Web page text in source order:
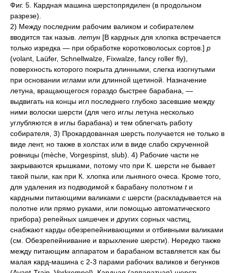
Фиг. 5. Кардная машина шерстопрядилен (в продольном
разрезе).
2) Между последним рабочим валиком и собирателем
вводится так назыв. летун [В кардных для хлопка встречается
только изредка — при обработке коротковолосых сортов.] p
(volant, Laüfer, Schnellwalze, Fixwalze, fancy roller fly),
поверхность которого покрыта длинными, слегка изогнутыми
при основании иглами или длинной щетиной. Назначение
летуна, вращающегося гораздо быстрее барабана, —
выдвигать на концы игл последнего глубоко засевшие между
ними волоски шерсти (для чего иглы летуна несколько
углубляются в иглы барабана) и тем облегчать работу
собирателя, 3) Прокардованная шерсть получается не только в
виде лент, но также в холстах или в виде слабо скрученной
ровницы (mèche, Vorgespinst, slub). 4) Рабочие части не
закрываются крышками, потому что при К. шерсти не бывает
такой пыли, как при К. хлопка или льняного очеса. Кроме того,
для удаления из подводимой к барабану полотном tи
кардными питающими валиками с шерсти (раскладывается на
полотне или прямо руками, или помощью автоматического
прибора) репейных шишечек и других сорных частиц,
снабжают карды обезрепейнивающими и отбивными валиками
(см. Обезрепейнивание и взрыхление шерсти). Нередко также
между питающим аппаратом и барабаном вставляется как бы
малая кард-машина с 2-3 парами рабочих валиков и бегунков